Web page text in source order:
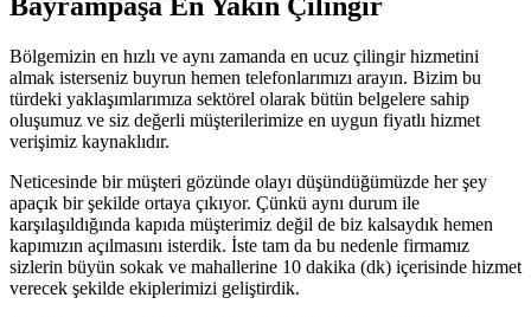
Bölgemizin en hızlı ve aynı zamanda en ucuz çilingir hizmetini
almak isterseniz buyrun hemen telefonlarımızı arayın. Bizim bu
türdeki yaklaşımlarımıza sektörel olarak bütün belgelere sahip
oluşumuz ve siz değerli müşterilerimize en uygun fiyatlı hizmet
verişimiz kaynaklıdır.
Neticesinde bir müşteri gözünde olayı düşündüğümüzde her şey
apaçık bir şekilde ortaya çıkıyor. Çünkü aynı durum ile
karşılaşıldığında kapıda müşterimiz değil de biz kalsaydık hemen
kapımızın açılmasını isterdik. İste tam da bu nedenle firmamız
sizlerin büyün sokak ve mahallerine 10 dakika (dk) içerisinde hizmet
verecek şekilde ekiplerimizi geliştirdik.